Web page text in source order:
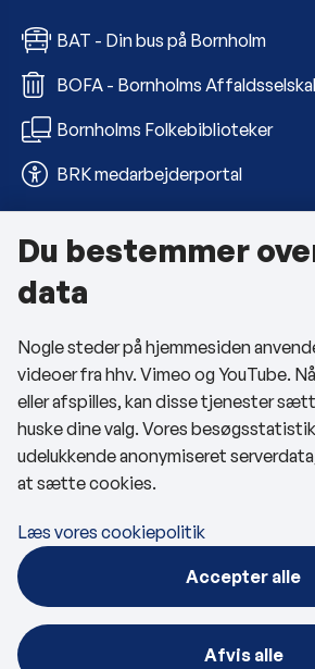
BAT - Din bus på Bornholm
BOFA - Bornholms
Bornholms Folkebiblioteker
BRK medarbejderportal
Om kommunen
Kontakt os
Telefon- og åbningstider
Tilgængelighedserklæring
Privatlivspolitik
Cookies
Følg os
BRK på Facebook
Du bestemmer
data
Nogle steder på hjemmesiden
videoer fra hhv. Vimeo og YouTube.
eller afspilles, kan disse tjenester
huske dine valg. Vores
udelukkende anonymiseret
at sætte cookies.
Læs vores cookiepolitik
Accepter alle
Afvis alle